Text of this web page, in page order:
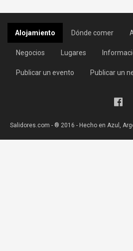
Alojamiento Dónde comer
Negocios Lugares
Publicar un evento Publicar un
Salidores.com - ® 2016 - Hecho en Azul,